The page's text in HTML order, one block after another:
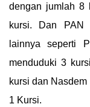
dengan jumlah 8
kursi. Dan PAN
lainnya seperti
menduduki 3
kursi dan
1 Kursi.